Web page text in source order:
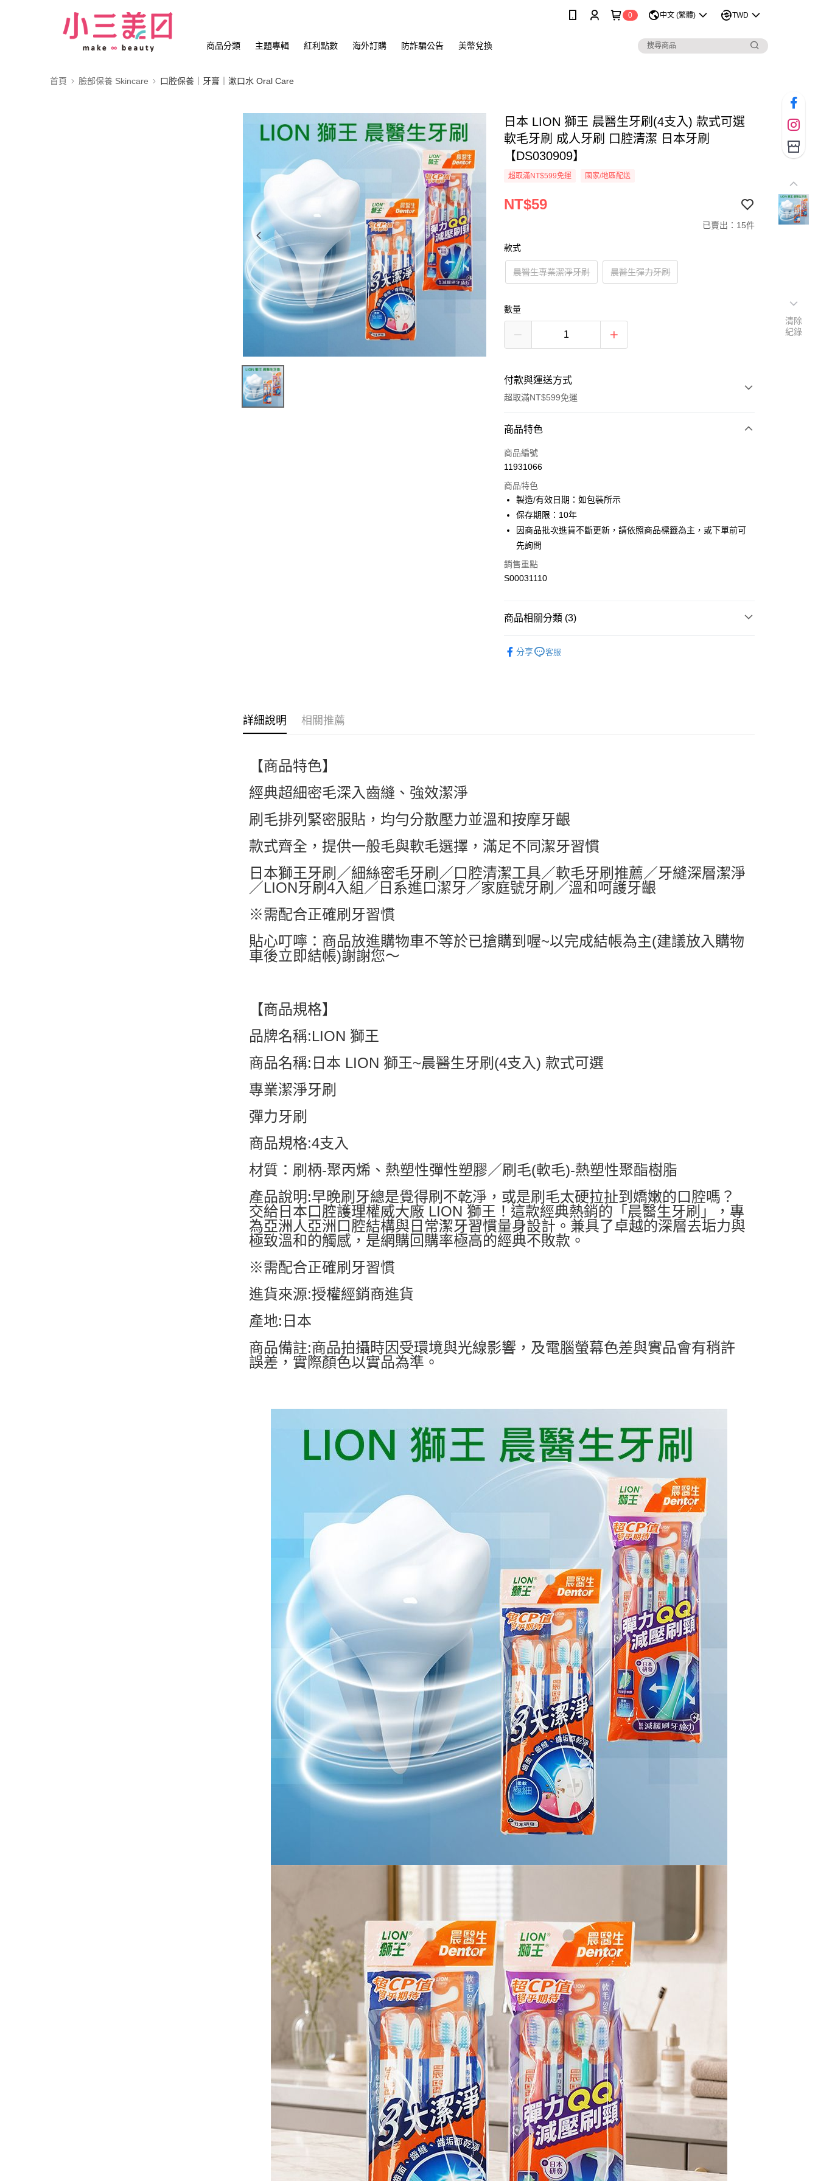
0 中文 (繁體) TWD
商品分類 主題專輯 紅利點數 海外訂購 防詐騙公告 美幣兌換
首頁 臉部保養 Skincare 口腔保養｜牙膏｜漱口水 Oral Care
日本 LION 獅王 晨醫生牙刷(4支入) 款式可選
軟毛牙刷 成人牙刷 口腔清潔 日本牙刷
【DS030909】
超取滿NT$599免運 國家/地區配送
NT$59
已賣出：15件
款式
晨醫生專業潔淨牙刷 晨醫生彈力牙刷
數量
付款與運送方式
超取滿NT$599免運
付款方式
信用卡一次付款
LINE Pay
Apple Pay
街口支付
全盈+PAY
運送方式
全家付款取貨
每筆NT$60，滿NT$599(含以上)免運費
付款後7-11取貨
宅配
商品特色
商品編號
11931066
商品特色
製造/有效日期：如包裝所示
保存期限：10年
因商品批次進貨不斷更新，請依照商品標籤為主，或下單前可
先詢問
銷售重點
S00031110
商品相關分類 (3)
分享 客服
詳細說明 相關推薦
【商品特色】
經典超細密毛深入齒縫、強效潔淨
刷毛排列緊密服貼，均勻分散壓力並溫和按摩牙齦
款式齊全，提供一般毛與軟毛選擇，滿足不同潔牙習慣
日本獅王牙刷／細絲密毛牙刷／口腔清潔工具／軟毛牙刷推薦／牙縫深層潔淨
／LION牙刷4入組／日系進口潔牙／家庭號牙刷／溫和呵護牙齦
※需配合正確刷牙習慣
貼心叮嚀：商品放進購物車不等於已搶購到喔~以完成結帳為主(建議放入購物
車後立即結帳)謝謝您～
【商品規格】
品牌名稱:LION 獅王
商品名稱:日本 LION 獅王~晨醫生牙刷(4支入) 款式可選
專業潔淨牙刷
彈力牙刷
商品規格:4支入
材質：刷柄-聚丙烯、熱塑性彈性塑膠／刷毛(軟毛)-熱塑性聚酯樹脂
產品說明:早晚刷牙總是覺得刷不乾淨，或是刷毛太硬拉扯到嬌嫩的口腔嗎？
交給日本口腔護理權威大廠 LION 獅王！這款經典熱銷的「晨醫生牙刷」，專
為亞洲人亞洲口腔結構與日常潔牙習慣量身設計。兼具了卓越的深層去垢力與
極致溫和的觸感，是網購回購率極高的經典不敗款。
※需配合正確刷牙習慣
進貨來源:授權經銷商進貨
產地:日本
商品備註:商品拍攝時因受環境與光線影響，及電腦螢幕色差與實品會有稍許
誤差，實際顏色以實品為準。
清除
紀錄